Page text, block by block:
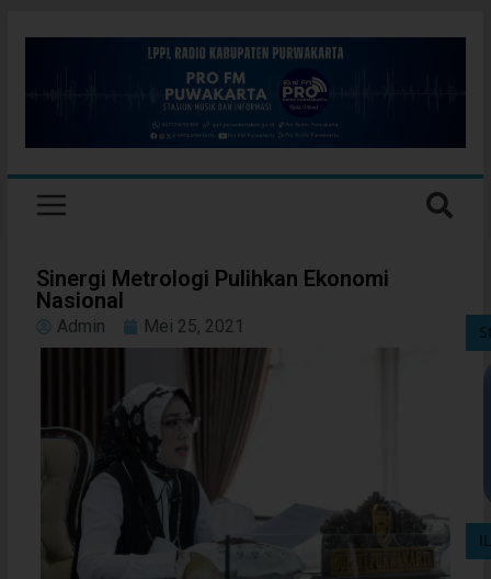
Sinergi Metrologi Pulihkan Ekonomi
Nasional
Admin Mei 25, 2021